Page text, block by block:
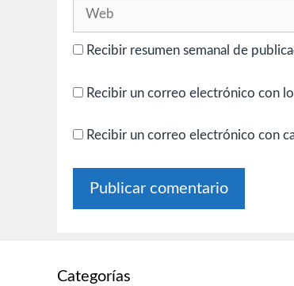
Recibir resumen semanal de
Recibir un correo electrónico con
Recibir un correo electrónico con
Categorías